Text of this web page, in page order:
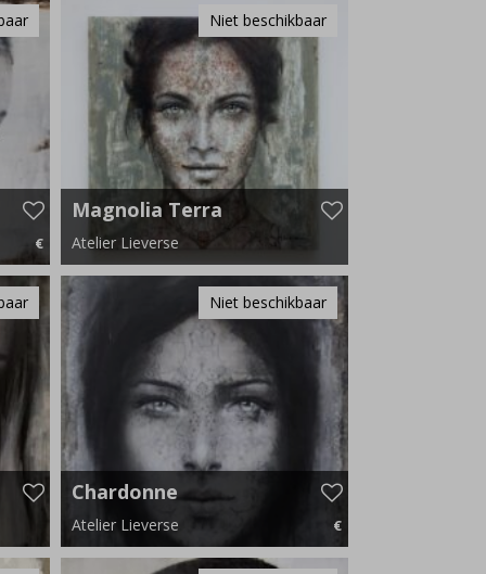
€
p.m.
Niet beschikbaar
Magnolia Terra
Vert
Atelier Lieverse
110 cm x 110 cm
Niet beschikbaar
Chardonne
Atelier Lieverse €
60 cm x 80 cm